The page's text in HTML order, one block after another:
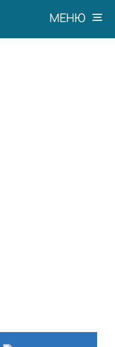
МЕНЮ
ОО